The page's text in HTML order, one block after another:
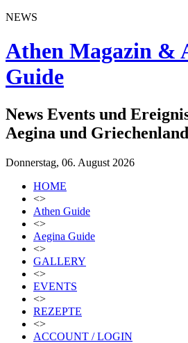
NEWS
Athen Magazin &
Guide
News Events und
Aegina und Griechenland
Donnerstag, 06. August 2026
HOME
<>
Athen Guide
<>
Aegina Guide
<>
GALLERY
<>
EVENTS
<>
REZEPTE
<>
ACCOUNT / LOGIN